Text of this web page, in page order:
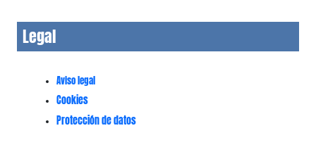
Legal
Aviso legal
Cookies
Protección de datos